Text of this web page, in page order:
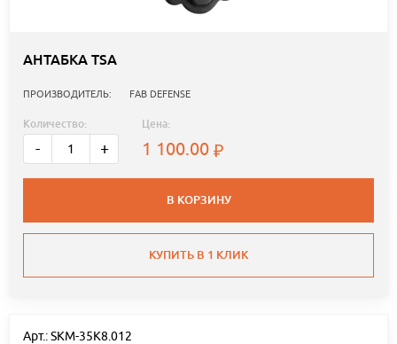
АНТАБКА TSA
ПРОИЗВОДИТЕЛЬ: FAB DEFENSE
Количество:
- +
Цена:
1 100.00
В КОРЗИНУ
КУПИТЬ В 1 КЛИК
Арт.: SKM-35K8.012